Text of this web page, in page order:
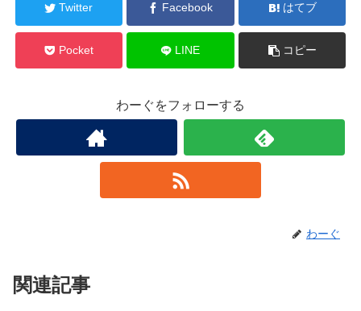
Twitter Facebook はてブ
Pocket LINE コピー
わーぐをフォローする
わーぐ
関連記事